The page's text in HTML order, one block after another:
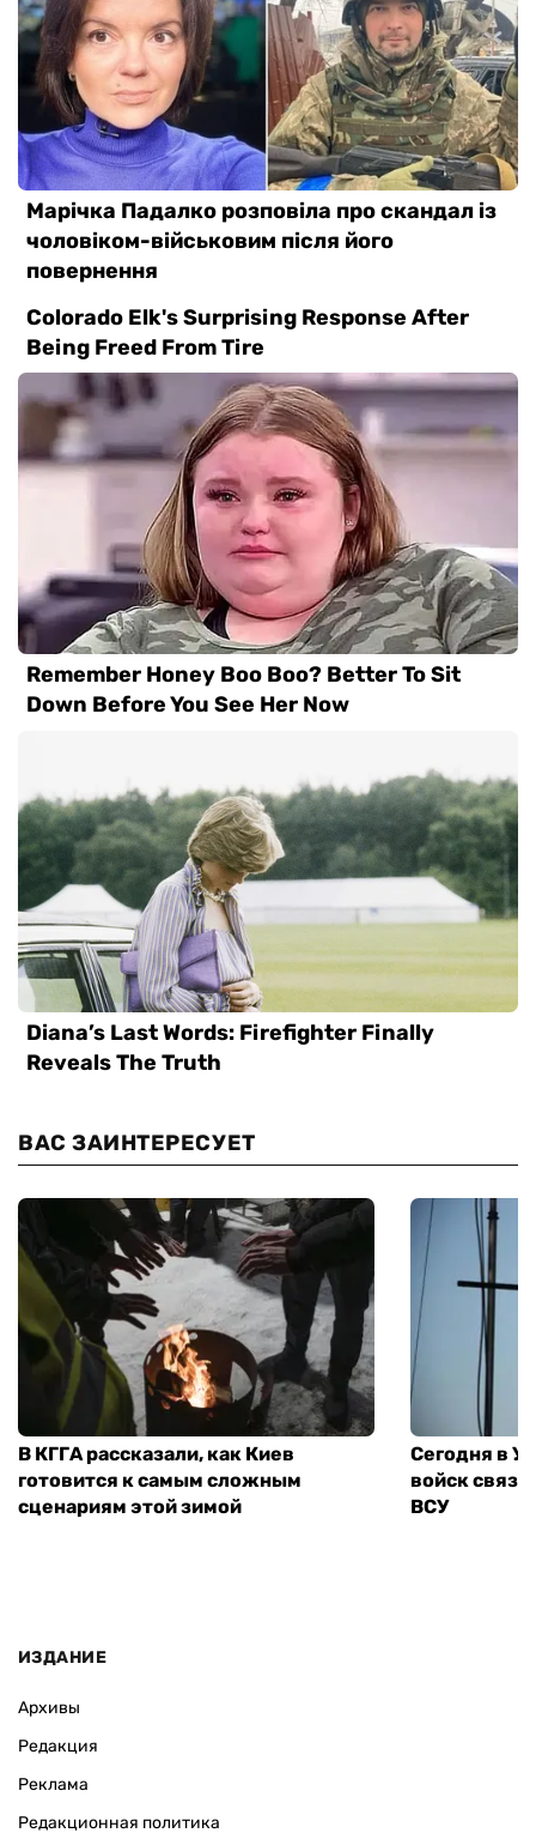
ВАС ЗАИНТЕРЕСУЕТ
В КГГА рассказали, как Киев
готовится к самым сложным
сценариям этой зимой
Сегодня в
войск
ВСУ
ИЗДАНИЕ
Архивы
Редакция
Реклама
Редакционная политика